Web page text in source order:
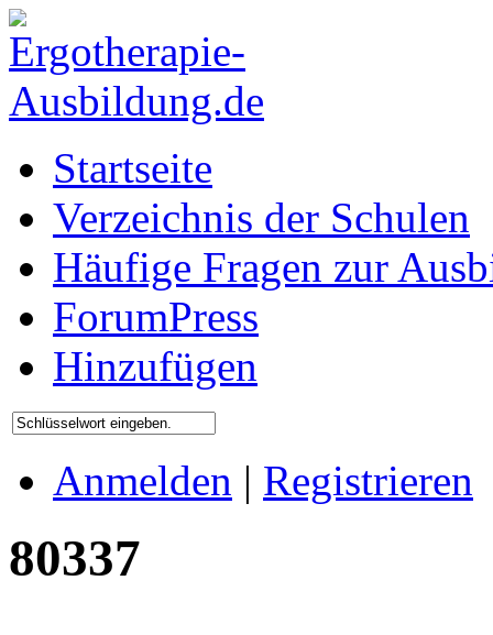
Startseite
Verzeichnis der Schulen
Häufige Fragen zur
ForumPress
Hinzufügen
Anmelden | Registrieren
80337